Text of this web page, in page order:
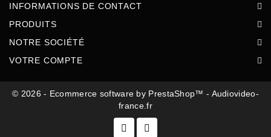
INFORMATIONS DE CONTACT
PRODUITS
NOTRE SOCIÉTÉ
VOTRE COMPTE
© 2026 - Ecommerce software by PrestaShop™ - Audiovideo-
france.fr